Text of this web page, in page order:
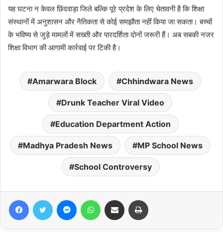
यह घटना न केवल छिंदवाड़ा जिले बल्कि पूरे प्रदेश के लिए चेतावनी है कि शिक्षा
संस्थानों में अनुशासन और नैतिकता से कोई समझौता नहीं किया जा सकता। बच्चों
के भविष्य से जुड़े मामलों में सख्ती और पारदर्शिता दोनों जरूरी हैं। अब सबकी नजर
शिक्षा विभाग की आगामी कार्रवाई पर टिकी है।
Amarwara Block Chhindwara News
Drunk Teacher Viral Video
Education Department Action
Madhya Pradesh News MP School News
School Controversy
FacebookTwitter MessengerWhatsAppShare via Email